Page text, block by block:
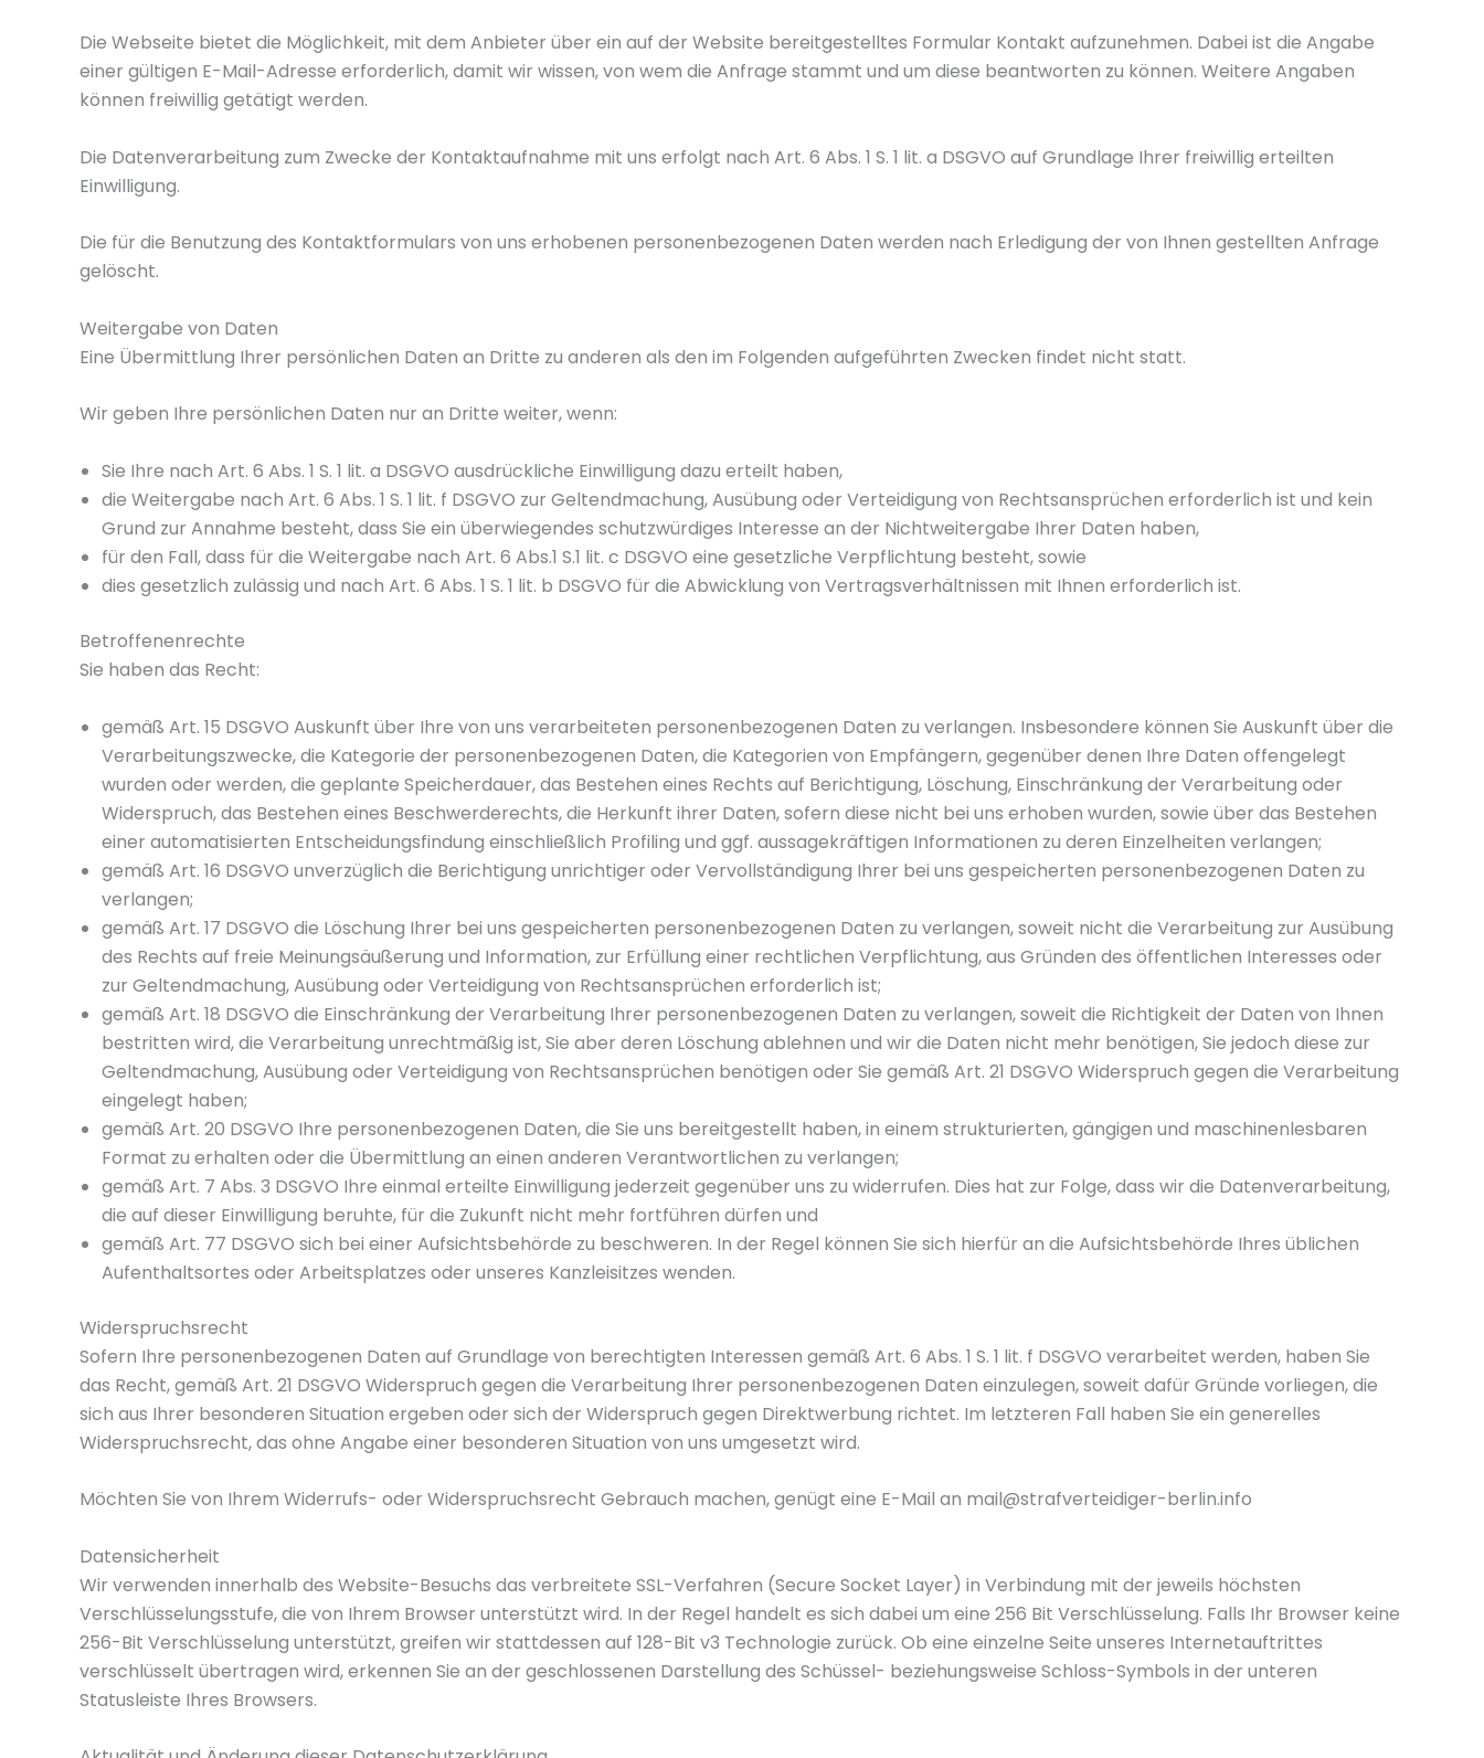
Die Webseite bietet die Möglichkeit, mit dem Anbieter über ein auf der Website bereitgestelltes Formular Kontakt aufzunehmen. Dabei ist die Angabe
einer gültigen E-Mail-Adresse erforderlich, damit wir wissen, von wem die Anfrage stammt und um diese beantworten zu können. Weitere Angaben
können freiwillig getätigt werden.
Die Datenverarbeitung zum Zwecke der Kontaktaufnahme mit uns erfolgt nach Art. 6 Abs. 1 S. 1 lit. a DSGVO auf Grundlage Ihrer freiwillig erteilten
Einwilligung.
Die für die Benutzung des Kontaktformulars von uns erhobenen personenbezogenen Daten werden nach Erledigung der von Ihnen gestellten Anfrage
gelöscht.
Weitergabe von Daten
Eine Übermittlung Ihrer persönlichen Daten an Dritte zu anderen als den im Folgenden aufgeführten Zwecken findet nicht statt.
Wir geben Ihre persönlichen Daten nur an Dritte weiter, wenn:
Sie Ihre nach Art. 6 Abs. 1 S. 1 lit. a DSGVO ausdrückliche Einwilligung dazu erteilt haben,
die Weitergabe nach Art. 6 Abs. 1 S. 1 lit. f DSGVO zur Geltendmachung, Ausübung oder Verteidigung von Rechtsansprüchen erforderlich ist und kein
Grund zur Annahme besteht, dass Sie ein überwiegendes schutzwürdiges Interesse an der Nichtweitergabe Ihrer Daten haben,
für den Fall, dass für die Weitergabe nach Art. 6 Abs.1 S.1 lit. c DSGVO eine gesetzliche Verpflichtung besteht, sowie
dies gesetzlich zulässig und nach Art. 6 Abs. 1 S. 1 lit. b DSGVO für die Abwicklung von Vertragsverhältnissen mit Ihnen erforderlich ist.
Betroffenenrechte
Sie haben das Recht:
gemäß Art. 15 DSGVO Auskunft über Ihre von uns verarbeiteten personenbezogenen Daten zu verlangen. Insbesondere können Sie Auskunft über die
Verarbeitungszwecke, die Kategorie der personenbezogenen Daten, die Kategorien von Empfängern, gegenüber denen Ihre Daten offengelegt
wurden oder werden, die geplante Speicherdauer, das Bestehen eines Rechts auf Berichtigung, Löschung, Einschränkung der Verarbeitung oder
Widerspruch, das Bestehen eines Beschwerderechts, die Herkunft ihrer Daten, sofern diese nicht bei uns erhoben wurden, sowie über das Bestehen
einer automatisierten Entscheidungsfindung einschließlich Profiling und ggf. aussagekräftigen Informationen zu deren Einzelheiten verlangen;
gemäß Art. 16 DSGVO unverzüglich die Berichtigung unrichtiger oder Vervollständigung Ihrer bei uns gespeicherten personenbezogenen Daten zu
verlangen;
gemäß Art. 17 DSGVO die Löschung Ihrer bei uns gespeicherten personenbezogenen Daten zu verlangen, soweit nicht die Verarbeitung zur Ausübung
des Rechts auf freie Meinungsäußerung und Information, zur Erfüllung einer rechtlichen Verpflichtung, aus Gründen des öffentlichen Interesses oder
zur Geltendmachung, Ausübung oder Verteidigung von Rechtsansprüchen erforderlich ist;
gemäß Art. 18 DSGVO die Einschränkung der Verarbeitung Ihrer personenbezogenen Daten zu verlangen, soweit die Richtigkeit der Daten von Ihnen
bestritten wird, die Verarbeitung unrechtmäßig ist, Sie aber deren Löschung ablehnen und wir die Daten nicht mehr benötigen, Sie jedoch diese zur
Geltendmachung, Ausübung oder Verteidigung von Rechtsansprüchen benötigen oder Sie gemäß Art. 21 DSGVO Widerspruch gegen die Verarbeitung
eingelegt haben;
gemäß Art. 20 DSGVO Ihre personenbezogenen Daten, die Sie uns bereitgestellt haben, in einem strukturierten, gängigen und maschinenlesbaren
Format zu erhalten oder die Übermittlung an einen anderen Verantwortlichen zu verlangen;
gemäß Art. 7 Abs. 3 DSGVO Ihre einmal erteilte Einwilligung jederzeit gegenüber uns zu widerrufen. Dies hat zur Folge, dass wir die Datenverarbeitung,
die auf dieser Einwilligung beruhte, für die Zukunft nicht mehr fortführen dürfen und
gemäß Art. 77 DSGVO sich bei einer Aufsichtsbehörde zu beschweren. In der Regel können Sie sich hierfür an die Aufsichtsbehörde Ihres üblichen
Aufenthaltsortes oder Arbeitsplatzes oder unseres Kanzleisitzes wenden.
Widerspruchsrecht
Sofern Ihre personenbezogenen Daten auf Grundlage von berechtigten Interessen gemäß Art. 6 Abs. 1 S. 1 lit. f DSGVO verarbeitet werden, haben Sie
das Recht, gemäß Art. 21 DSGVO Widerspruch gegen die Verarbeitung Ihrer personenbezogenen Daten einzulegen, soweit dafür Gründe vorliegen, die
sich aus Ihrer besonderen Situation ergeben oder sich der Widerspruch gegen Direktwerbung richtet. Im letzteren Fall haben Sie ein generelles
Widerspruchsrecht, das ohne Angabe einer besonderen Situation von uns umgesetzt wird.
Möchten Sie von Ihrem Widerrufs- oder Widerspruchsrecht Gebrauch machen, genügt eine E-Mail an mail@strafverteidiger-berlin.info
Datensicherheit
Wir verwenden innerhalb des Website-Besuchs das verbreitete SSL-Verfahren (Secure Socket Layer) in Verbindung mit der jeweils höchsten
Verschlüsselungsstufe, die von Ihrem Browser unterstützt wird. In der Regel handelt es sich dabei um eine 256 Bit Verschlüsselung. Falls Ihr Browser keine
256-Bit Verschlüsselung unterstützt, greifen wir stattdessen auf 128-Bit v3 Technologie zurück. Ob eine einzelne Seite unseres Internetauftrittes
verschlüsselt übertragen wird, erkennen Sie an der geschlossenen Darstellung des Schüssel- beziehungsweise Schloss-Symbols in der unteren
Statusleiste Ihres Browsers.